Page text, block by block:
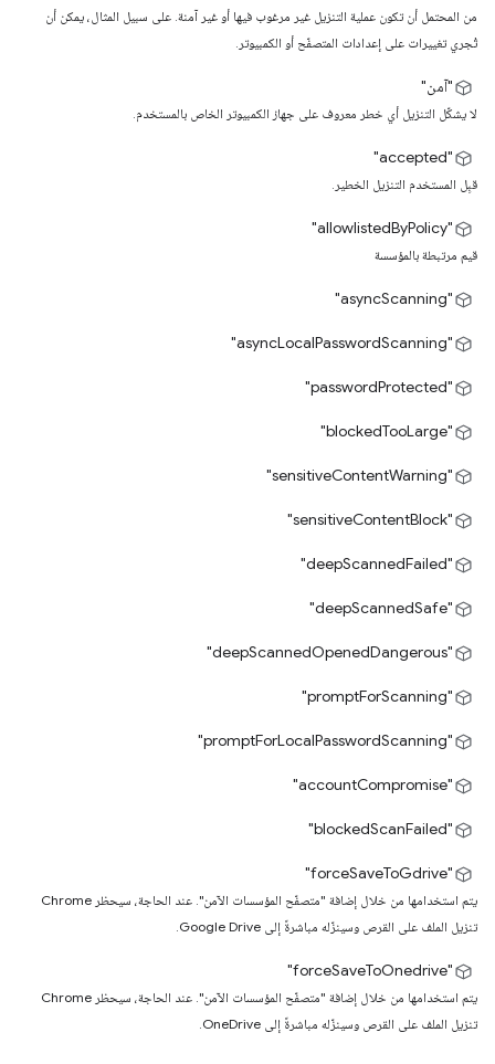
من المحتمل أن تكون عملية التنزيل غير مرغوب فيها أو غير آمنة. على سبيل المثال، يمكن أن
تُجري تغييرات على إعدادات المتصفّح أو الكمبيوتر.
"آمن"
لا يشكّل التنزيل أي خطر معروف على جهاز الكمبيوتر الخاص بالمستخدم.
"accepted"
قبِل المستخدم التنزيل الخطير.
"allowlistedByPolicy"
قيم مرتبطة بالمؤسسة
"asyncScanning"
"asyncLocalPasswordScanning"
"passwordProtected"
"blockedTooLarge"
"sensitiveContentWarning"
"sensitiveContentBlock"
"deepScannedFailed"
"deepScannedSafe"
"deepScannedOpenedDangerous"
"promptForScanning"
"promptForLocalPasswordScanning"
"accountCompromise"
"blockedScanFailed"
‫"forceSaveToGdrive"
يتم استخدامها من خلال إضافة "متصفّح المؤسسات الآمن". عند الحاجة، سيحظر Chrome
تنزيل الملف على القرص وسينزّله مباشرةً إلى Google Drive.
‫"forceSaveToOnedrive"
يتم استخدامها من خلال إضافة "متصفّح المؤسسات الآمن". عند الحاجة، سيحظر Chrome
تنزيل الملف على القرص وسينزّله مباشرةً إلى OneDrive.